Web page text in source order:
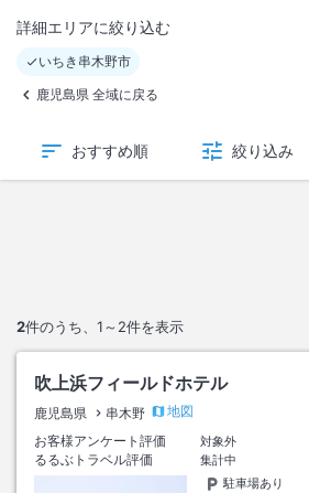
詳細エリアに絞り込む
いちき串木野市
鹿児島県 全域に戻る
おすすめ順 絞り込み
2件のうち、 1～2件を表示
吹上浜フィールドホテル
鹿児島県 串木野
地図
お客様アンケート評価
対象外
るるぶトラベル評価
集計中
駐車場あり